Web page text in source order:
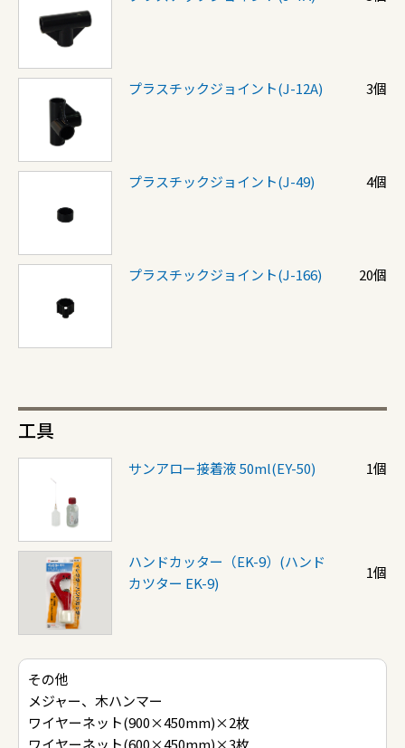
プラスチックジョイント(J-12A) 3個
プラスチックジョイント(J-49) 4個
プラスチックジョイント(J-166) 20個
工具
サンアロー接着液 50ml(EY-50) 1個
ハンドカッター（EK-9）(ハンド
カツター EK-9)
1個
その他
メジャー、木ハンマー
ワイヤーネット(900×450mm)×2枚
ワイヤーネット(600×450mm)×3枚